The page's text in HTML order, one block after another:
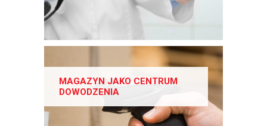
MAGAZYN JAKO CENTRUM
DOWODZENIA